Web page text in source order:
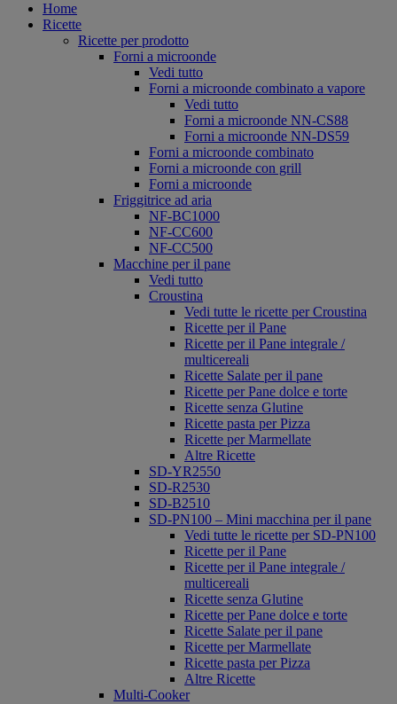
Home
Ricette
Ricette per prodotto
Forni a microonde
Vedi tutto
Forni a microonde combinato a vapore
Vedi tutto
Forni a microonde NN-CS88
Forni a microonde NN-DS59
Forni a microonde combinato
Forni a microonde con grill
Forni a microonde
Friggitrice ad aria
NF-BC1000
NF-CC600
NF-CC500
Macchine per il pane
Vedi tutto
Croustina
Vedi tutte le ricette per Croustina
Ricette per il Pane
Ricette per il Pane integrale /
multicereali
Ricette Salate per il pane
Ricette per Pane dolce e torte
Ricette senza Glutine
Ricette pasta per Pizza
Ricette per Marmellate
Altre Ricette
SD-YR2550
SD-R2530
SD-B2510
SD-PN100 – Mini macchina per il pane
Vedi tutte le ricette per SD-PN100
Ricette per il Pane
Ricette per il Pane integrale /
multicereali
Ricette senza Glutine
Ricette per Pane dolce e torte
Ricette Salate per il pane
Ricette per Marmellate
Ricette pasta per Pizza
Altre Ricette
Multi-Cooker